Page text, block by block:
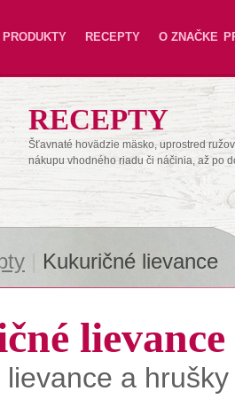
PRODUKTY RECEPTY O ZNAČKE
RECEPTY
Šťavnaté hovädzie mäsko, uprostred
nákupu vhodného riadu či náčinia, až po
Kukuričné lievance
lievance
lievance a